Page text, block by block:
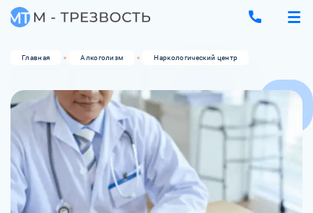
Главная Алкоголизм Наркологический центр